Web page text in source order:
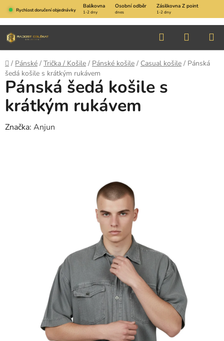
Přejít
na
obsah
Rychlost doručení objednávky
Balíkovna Osobní odběr Zásilkovna Z point
1-2 dny dnes 1-2 dny
Hledat
KOŠÍK
Domů
/ Pánské / Trička / Košile / Pánské košile / Casual košile / Pánská
šedá košile s krátkým rukávem
Pánská šedá košile s
krátkým rukávem
Značka: Anjun